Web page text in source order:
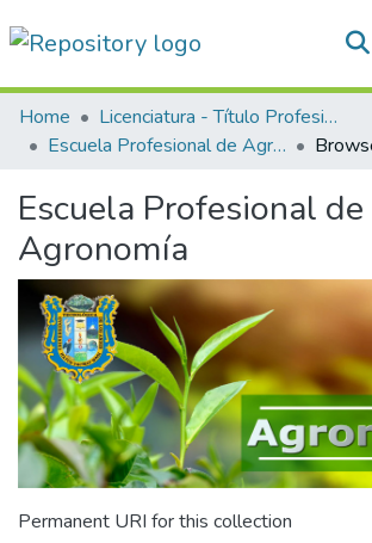
Communities & Collections
All of DSpace
Normativas
Home
Licenciatura - Título Profesional
Escuela Profesional de Agronomía
Escuela Profesional de
Agronomía
Permanent URI for this collection